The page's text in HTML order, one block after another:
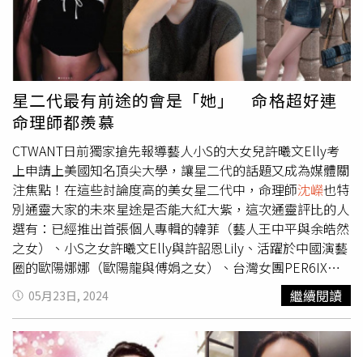
自己才是對的， 沈嶸語重心長的表示，若長期處於「妄見」
狀態，除了會招致外界誤解，也無法創造財富，甚至會失去
所愛的人，因為人們不喜歡跟不真實的人在一起，唐治平的
遭遇就是典型的「妄見」效應，先是負債、工作不順，最終
還因此失去了相依為命的母親，遭大愛新劇換角、沒有戲
約。而唐母現在的靈魂狀態如何？沈嶸
特別從唐治平的資料
延伸通靈，發現唐母的靈魂確實有「輕生」的頻率，生前對
兒子唐治平就有相當深沉的無力感。也因為唐母是「自我了
結」，所以陽壽未盡，靈魂暫時未能得到解脫，目前還是以
鬼魂的狀態徘徊於人間。最後沈嶸也提醒：「若您感覺現實
生活有種種不順，就要特別注意是否有『妄見』問題，尤其
當所有人說的都跟你所認知的現實不同時，就要特別小心，
才不會最終落入一無所有的境地。」◎勇敢求救並非弱者，
您的痛苦有人願意傾聽，請撥打1995◎如果您覺得痛苦、
似乎沒有出路，您並不孤單，請撥打1925
泰國的脫序行為、直播說出各種邏輯跳躍的言論，表示孫安
佐的業力徹底大爆發。不僅如此， 沈嶸還發現孫安佐身上有
「邪靈干擾」，這使他精神狀態更加雪上加霜，所以孫安佐
的脫序原因並非單一狀態能形容。
說明，邪靈問題與中
蠱是完全不同的，蠱是一種邪術詛咒，但不論自己怎麼查，
孫安佐都沒有被下蠱，而是「邪靈附身」，邪靈會導致被附
身的人自殺或殺人，這也為何很多被邪靈附身的人會做出自
殺、隨意開槍掃射、隨機殺人等行為的原因，孫安佐這次返
家後會說出「想殺了自己」卻又發出不自殺聲明，這種「跳
Tone」言行就是典型邪靈干擾的徵兆。沈嶸指出，濫用毒
品的人就是鬼魂、邪靈最愛下手的對象，孫安佐這次在泰國
吸大麻，才會被邪靈盯上。綜合「吸食大麻」、「精神有
異」與「卡到邪靈」三種原因，才是這次孫安佐脫序舉動的
根源，目前他身上的邪靈並未解除，
沈嶸建議孫安佐要盡快
找到厲害的高人處理邪靈，一般道法已經無法徹底解決，必
需找到專門處理邪靈問題的人幫忙。從2018年因揚言要
「掃射校園」遭美國政府逮捕引發社會關注後，孫安佐屢屢
登上新聞版面都是負面消息，而媽媽狄鶯也總是緊跟在後
星二代最有前途的會是「她」 命格超好連
命理師都羨慕
CTWANT日前獨家搶先報導藝人小S的大女兒許曦文Elly考
上申請上美國知名頂尖大學，讓星二代的話題又成為媒體關
注焦點！在這些討論度高的美女星二代中，命理師沈嶸也特
別通靈大家的未來星途是否能大紅大紫，這次通靈評比的人
選有：已經推出首張個人專輯的韓菲（藝人王中平與余皓然
之女）、小S之女許曦文Elly與許韶恩Lily、活躍於中國演藝
圈的歐陽娜娜（歐陽龍與傅娟之女）、台灣女團PER6IX成
員李紫嫣（演員李鑼之女）和黃于庭（藝人王彩樺之女）。
沈嶸表示，這6位星二代中，擁有演藝圈「星路順暢」命格
娜和許韶恩具備「大紅大紫」格局。令人羨慕的是，許韶恩
05月23日, 2024 繼續閱讀